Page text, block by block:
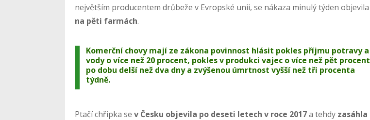
největším producentem drůbeže v Evropské unii, se nákaza minulý týden objevila
na pěti farmách.
Komerční chovy mají ze zákona povinnost hlásit pokles příjmu potravy a
vody o více než 20 procent, pokles v produkci vajec o více než pět procent
po dobu delší než dva dny a zvýšenou úmrtnost vyšší než tři procenta
týdně.
Ptačí chřipka sev Česku objevila po deseti letech v roce 2017a tehdy zasáhla